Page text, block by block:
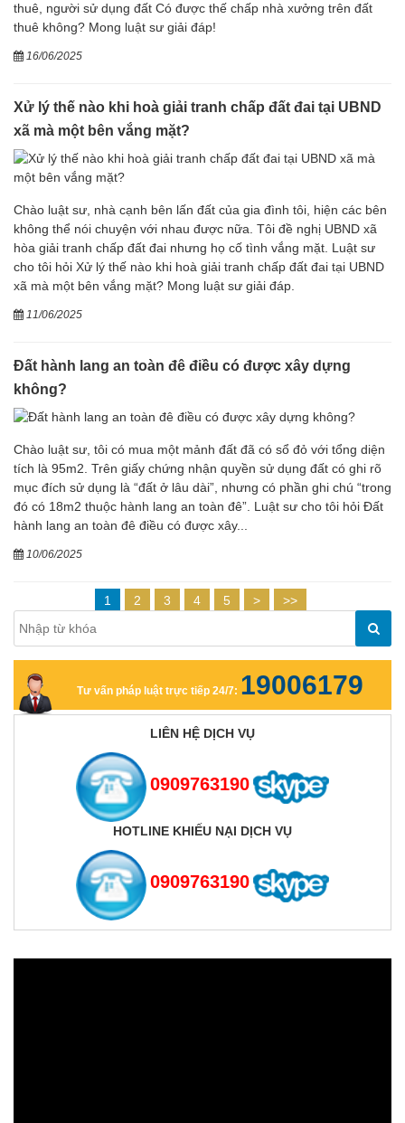
thuê, người sử dụng đất Có được thế chấp nhà xưởng trên đất
thuê không? Mong luật sư giải đáp!
16/06/2025
Xử lý thế nào khi hoà giải tranh chấp đất đai tại UBND
xã mà một bên vắng mặt?
Chào luật sư, nhà cạnh bên lấn đất của gia đình tôi, hiện các bên
không thể nói chuyện với nhau được nữa. Tôi đề nghị UBND xã
hòa giải tranh chấp đất đai nhưng họ cố tình vắng mặt. Luật sư
cho tôi hỏi Xử lý thế nào khi hoà giải tranh chấp đất đai tại UBND
xã mà một bên vắng mặt? Mong luật sư giải đáp.
11/06/2025
Đất hành lang an toàn đê điều có được xây dựng
không?
Chào luật sư, tôi có mua một mảnh đất đã có sổ đỏ với tổng diện
tích là 95m2. Trên giấy chứng nhận quyền sử dụng đất có ghi rõ
mục đích sử dụng là “đất ở lâu dài”, nhưng có phần ghi chú “trong
đó có 18m2 thuộc hành lang an toàn đê”. Luật sư cho tôi hỏi Đất
hành lang an toàn đê điều có được xây...
10/06/2025
1 2 3 4 5 > >>
Tư vấn pháp luật trực tiếp 24/7: 19006179
LIÊN HỆ DỊCH VỤ
0909763190
HOTLINE KHIẾU NẠI DỊCH VỤ
0909763190